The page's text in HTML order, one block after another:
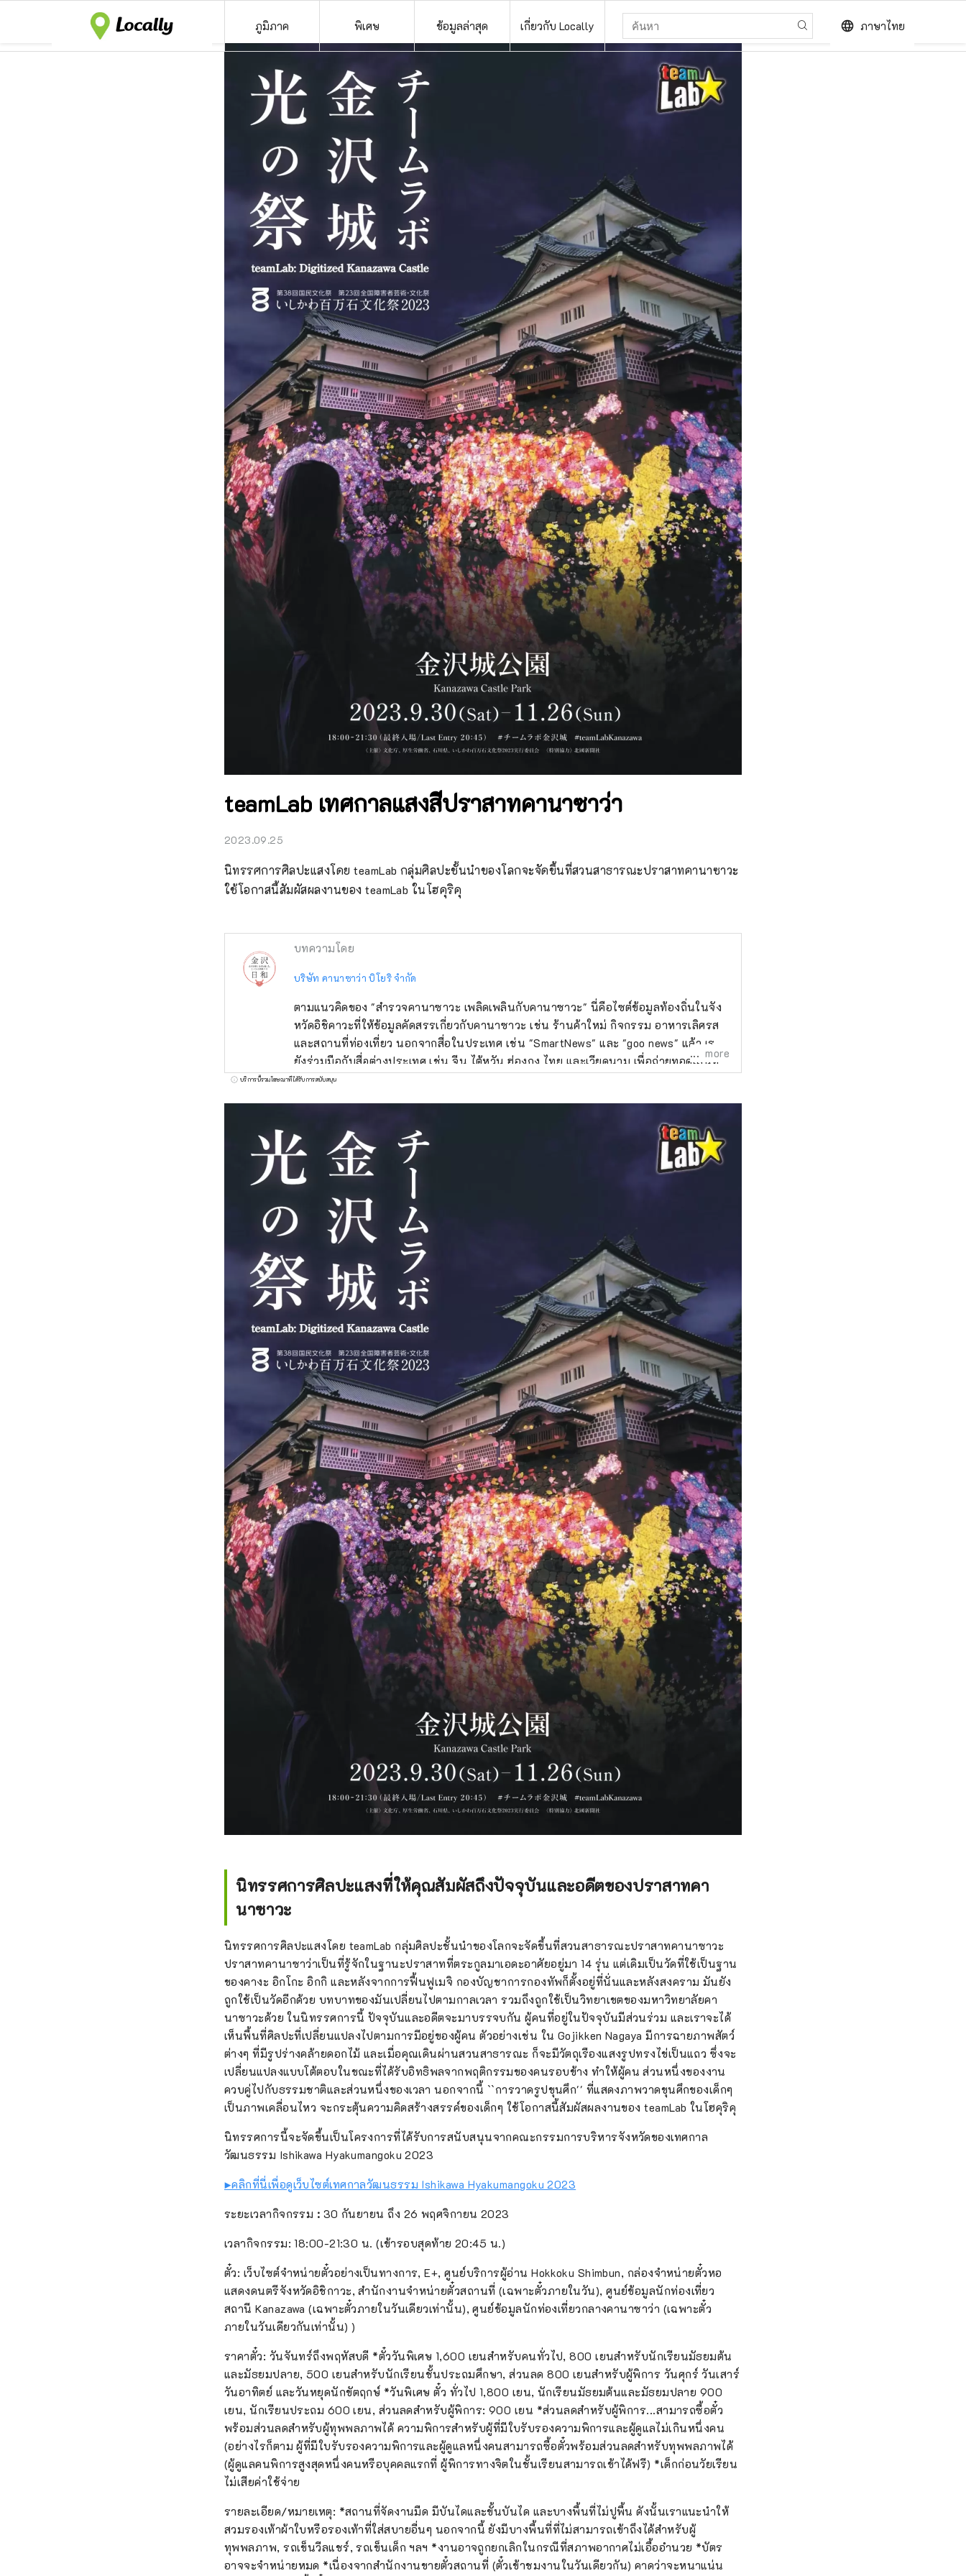
ภูมิภาค พิเศษ ข้อมูลล่าสุด เกี่ยวกับ Locally language ภาษาไทย
teamLab เทศกาลแสงสีปราสาทคานาซาว่า
2023.09.25
นิทรรศการศิลปะแสงโดย teamLab กลุ่มศิลปะชั้นนำของโลกจะจัดขึ้นที่สวนสาธารณะปราสาทคานาซาวะ
ใช้โอกาสนี้สัมผัสผลงานของ teamLab ในโฮคุริคุ
บทความโดย
บริษัท คานาซาว่า บิโยริ จำกัด
ตามแนวคิดของ "สำรวจคานาซาวะ เพลิดเพลินกับคานาซาวะ" นี่คือไซต์ข้อมูลท้องถิ่นในจัง
หวัดอิชิคาวะที่ให้ข้อมูลคัดสรรเกี่ยวกับคานาซาวะ เช่น ร้านค้าใหม่ กิจกรรม อาหารเลิศรส
และสถานที่ท่องเที่ยว นอกจากสื่อในประเทศ เช่น "SmartNews" และ "goo news" แล้ว เรา
ยังร่วมมือกับสื่อต่างประเทศ เช่น จีน ไต้หวัน ฮ่องกง ไทย และเวียดนาม เพื่อถ่ายทอดเสน่ห์
ของจังหวัดอิชิคาวะอย่างกว้างขวาง
more
บริการนี้รวมโฆษณาที่ได้รับการสนับสนุน
นิทรรศการศิลปะแสงที่ให้คุณสัมผัสถึงปัจจุบันและอดีตของปราสาทคา
นาซาวะ
นิทรรศการศิลปะแสงโดย teamLab กลุ่มศิลปะชั้นนำของโลกจะจัดขึ้นที่สวนสาธารณะปราสาทคานาซาวะ
ปราสาทคานาซาว่าเป็นที่รู้จักในฐานะปราสาทที่ตระกูลมาเอดะอาศัยอยู่มา 14 รุ่น แต่เดิมเป็นวัดที่ใช้เป็นฐาน
ของคางะ อิกโกะ อิกกิ และหลังจากการฟื้นฟูเมจิ กองบัญชาการกองทัพก็ตั้งอยู่ที่นั่นและหลังสงคราม มันยัง
ถูกใช้เป็นวัดอีกด้วย บทบาทของมันเปลี่ยนไปตามกาลเวลา รวมถึงถูกใช้เป็นวิทยาเขตของมหาวิทยาลัยคา
นาซาวะด้วย ในนิทรรศการนี้ ปัจจุบันและอดีตจะมาบรรจบกัน ผู้คนที่อยู่ในปัจจุบันมีส่วนร่วม และเราจะได้
เห็นพื้นที่ศิลปะที่เปลี่ยนแปลงไปตามการมีอยู่ของผู้คน ตัวอย่างเช่น ใน Gojikken Nagaya มีการฉายภาพสัตว์
ต่างๆ ที่มีรูปร่างคล้ายดอกไม้ และเมื่อคุณเดินผ่านสวนสาธารณะ ก็จะมีวัตถุเรืองแสงรูปทรงไข่เป็นแถว ซึ่งจะ
เปลี่ยนแปลงแบบโต้ตอบในขณะที่ได้รับอิทธิพลจากพฤติกรรมของคนรอบข้าง ทำให้ผู้คน ส่วนหนึ่งของงาน
ควบคู่ไปกับธรรมชาติและส่วนหนึ่งของเวลา นอกจากนี้ ``การวาดรูปขุนศึก'' ที่แสดงภาพวาดขุนศึกของเด็กๆ
เป็นภาพเคลื่อนไหว จะกระตุ้นความคิดสร้างสรรค์ของเด็กๆ ใช้โอกาสนี้สัมผัสผลงานของ teamLab ในโฮคุริคุ
นิทรรศการนี้จะจัดขึ้นเป็นโครงการที่ได้รับการสนับสนุนจากคณะกรรมการบริหารจังหวัดของเทศกาล
วัฒนธรรม Ishikawa Hyakumangoku 2023
▶คลิกที่นี่เพื่อดูเว็บไซต์เทศกาลวัฒนธรรม Ishikawa Hyakumangoku 2023
ระยะเวลากิจกรรม : 30 กันยายน ถึง 26 พฤศจิกายน 2023
เวลากิจกรรม: 18:00-21:30 น. (เข้ารอบสุดท้าย 20:45 น.)
ตั๋ว: เว็บไซต์จำหน่ายตั๋วอย่างเป็นทางการ, E+, ศูนย์บริการผู้อ่าน Hokkoku Shimbun, กล่องจำหน่ายตั๋วหอ
แสดงดนตรีจังหวัดอิชิกาวะ, สำนักงานจำหน่ายตั๋วสถานที่ (เฉพาะตั๋วภายในวัน), ศูนย์ข้อมูลนักท่องเที่ยว
สถานี Kanazawa (เฉพาะตั๋วภายในวันเดียวเท่านั้น), ศูนย์ข้อมูลนักท่องเที่ยวกลางคานาซาว่า (เฉพาะตั๋ว
ภายในวันเดียวกันเท่านั้น) )
ราคาตั๋ว: วันจันทร์ถึงพฤหัสบดี *ตั๋ววันพิเศษ 1,600 เยนสำหรับคนทั่วไป, 800 เยนสำหรับนักเรียนมัธยมต้น
และมัธยมปลาย, 500 เยนสำหรับนักเรียนชั้นประถมศึกษา, ส่วนลด 800 เยนสำหรับผู้พิการ วันศุกร์ วันเสาร์
วันอาทิตย์ และวันหยุดนักขัตฤกษ์ *วันพิเศษ ตั๋ว ทั่วไป 1,800 เยน, นักเรียนมัธยมต้นและมัธยมปลาย 900
เยน, นักเรียนประถม 600 เยน, ส่วนลดสำหรับผู้พิการ: 900 เยน *ส่วนลดสำหรับผู้พิการ...สามารถซื้อตั๋ว
พร้อมส่วนลดสำหรับผู้ทุพพลภาพได้ ความพิการสำหรับผู้ที่มีใบรับรองความพิการและผู้ดูแลไม่เกินหนึ่งคน
(อย่างไรก็ตาม ผู้ที่มีใบรับรองความพิการและผู้ดูแลหนึ่งคนสามารถซื้อตั๋วพร้อมส่วนลดสำหรับทุพพลภาพได้
(ผู้ดูแลคนพิการสูงสุดหนึ่งคนหรือบุคคลแรกที่ ผู้พิการทางจิตในชั้นเรียนสามารถเข้าได้ฟรี) *เด็กก่อนวัยเรียน
ไม่เสียค่าใช้จ่าย
รายละเอียด/หมายเหตุ: *สถานที่จัดงานมืด มีบันไดและขั้นบันได และบางพื้นที่ไม่ปูพื้น ดังนั้นเราแนะนำให้
สวมรองเท้าผ้าใบหรือรองเท้าที่ใส่สบายอื่นๆ นอกจากนี้ ยังมีบางพื้นที่ที่ไม่สามารถเข้าถึงได้สำหรับผู้
ทุพพลภาพ, รถเข็นวีลแชร์, รถเข็นเด็ก ฯลฯ *งานอาจถูกยกเลิกในกรณีที่สภาพอากาศไม่เอื้ออำนวย *บัตร
อาจจะจำหน่ายหมด *เนื่องจากสำนักงานขายตั๋วสถานที่ (ตั๋วเข้าชมงานในวันเดียวกัน) คาดว่าจะหนาแน่น